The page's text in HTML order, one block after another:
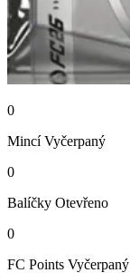
0
Mincí Vyčerpaný
0
Balíčky Otevřeno
0
FC Points Vyčerpaný